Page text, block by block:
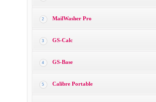
2 MailWasher Pro
3 GS-Calc
4 GS-Base
5 Calibre Portable